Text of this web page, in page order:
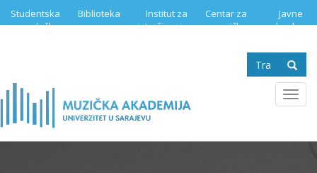
Studentska
služba
Biblioteka
Institut za
istraživanje
Centar za
muzičku
Javne
nabavke
Search
form